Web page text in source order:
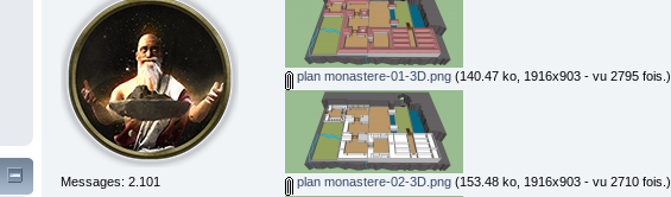
Messages: 2.101
plan monastere-01-3D.png (140.47 ko, 1916x903 - vu 2795 fois.)
plan monastere-02-3D.png (153.48 ko, 1916x903 - vu 2710 fois.)